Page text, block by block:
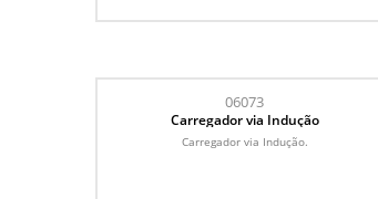
06073
Carregador via Indução
Carregador via Indução.